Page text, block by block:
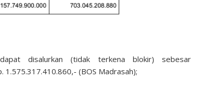
disalurkan (tidak terkena blokir) sebesar
1.575.317.410.860,- (BOS Madrasah);